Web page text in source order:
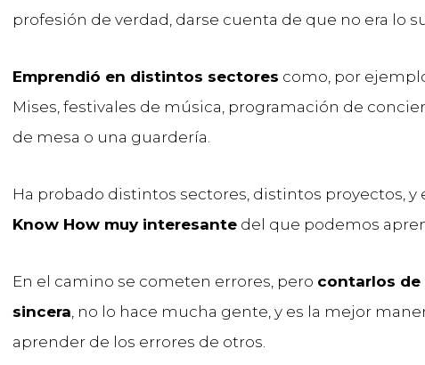
profesión de verdad, darse cuenta de que no era lo
Emprendió en distintos sectores como, por
Mises, festivales de música, programación de
de mesa o una guardería.
Ha probado distintos sectores, distintos proyectos, y
Know How muy interesante del que podemos
En el camino se cometen errores, pero contarlos
sincera, no lo hace mucha gente, y es la mejor
aprender de los errores de otros.